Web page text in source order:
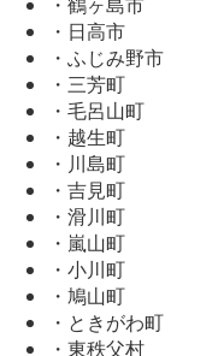
・日高市
・ふじみ野市
・三芳町
・毛呂山町
・越生町
・川島町
・吉見町
・滑川町
・嵐山町
・小川町
・鳩山町
・ときがわ町
・東秩父村